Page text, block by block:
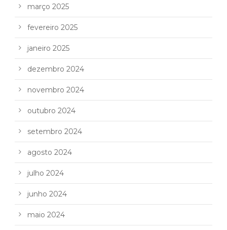
março 2025
fevereiro 2025
janeiro 2025
dezembro 2024
novembro 2024
outubro 2024
setembro 2024
agosto 2024
julho 2024
junho 2024
maio 2024